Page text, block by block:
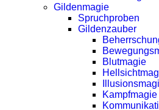
Gildenmagie
Spruchproben
Gildenzauber
Blutmagie
Kampfmagie